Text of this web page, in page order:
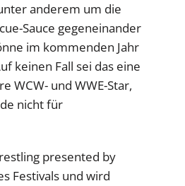
anderem um die
Sauce gegeneinander
im kommenden Jahr
keinen Fall sei das eine
WCW- und WWE-Star,
nicht für
presented by
Festivals und wird